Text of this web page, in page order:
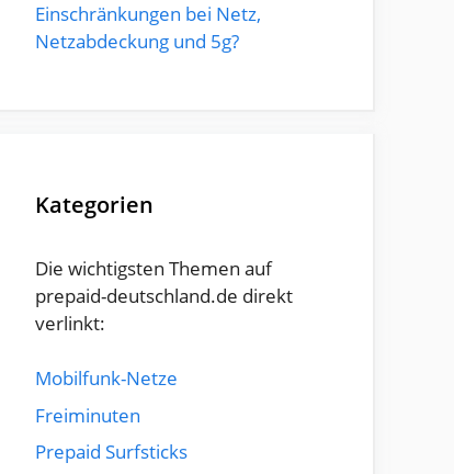
Einschränkungen bei Netz,
Netzabdeckung und 5g?
Kategorien
Die wichtigsten Themen auf
prepaid-deutschland.de direkt
verlinkt:
Mobilfunk-Netze
Freiminuten
Prepaid Surfsticks